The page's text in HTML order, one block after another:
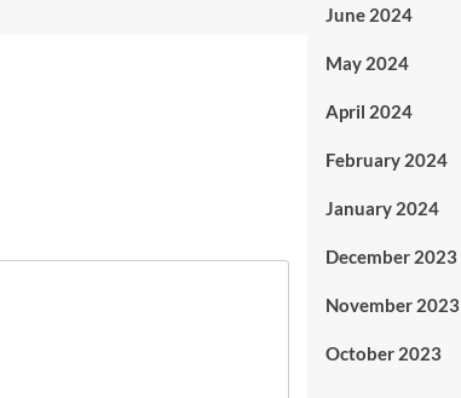
June 2024
May 2024
April 2024
February 2024
January 2024
December 2023
November 2023
October 2023